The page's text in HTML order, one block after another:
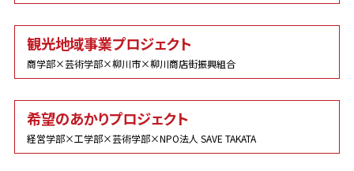
観光地域事業プロジェクト
商学部×芸術学部×柳川市×柳川商店街振興組合
希望のあかりプロジェクト
経営学部×工学部×芸術学部×NPO法人 SAVE TAKATA